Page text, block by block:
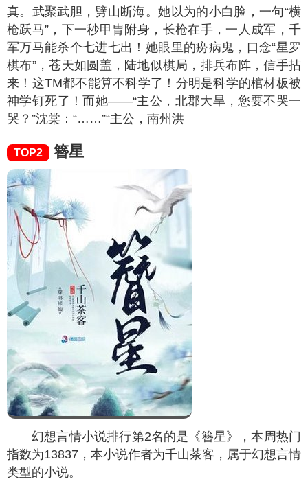
真。武聚武胆，劈山断海。她以为的小白脸，一句“横
枪跃马”，下一秒甲胄附身，长枪在手，一人成军，千
军万马能杀个七进七出！她眼里的痨病鬼，口念“星罗
棋布”，苍天如圆盖，陆地似棋局，排兵布阵，信手拈
来！这TM都不能算不科学了！分明是科学的棺材板被
神学钉死了！而她——“主公，北郡大旱，您要不哭一
哭？”沈棠：“……”“主公，南州洪
TOP2 簪星
幻想言情小说排行第2名的是《簪星》，本周热门
指数为13837 ，本小说作者为千山茶客，属于幻想言情
类型的小说。